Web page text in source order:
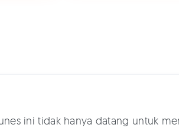
ini tidak hanya datang untuk